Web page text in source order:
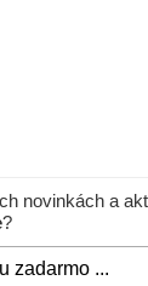
novinkách a
?
zadarmo ...